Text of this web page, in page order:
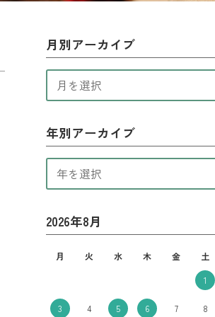
月別アーカイブ
年別アーカイブ
2026年8月
月 火 水 木 金 土
1
3 4 5 6 7 8